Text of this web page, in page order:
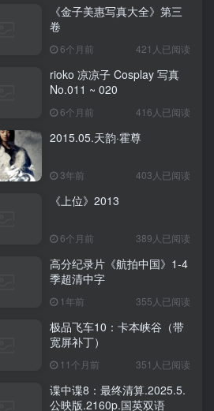
魔方小站3阶入门教学视
《金子美惠写真大全》第三
卷
6个月前 421人已阅读
rioko 凉凉子 Cosplay 写真
No.011 ~ 020
6个月前 416人已阅读
2015.05.天韵·霍尊
3年前 403人已阅读
《上位》2013
6个月前 389人已阅读
高分纪录片《航拍中国》1-4
季超清中字
1年前 355人已阅读
极品飞车10：卡本峡谷（带
宽屏补丁）
11个月前 351人已阅读
谍中谍8：最终清算.2025.5.
公映版.2160p.国英双语